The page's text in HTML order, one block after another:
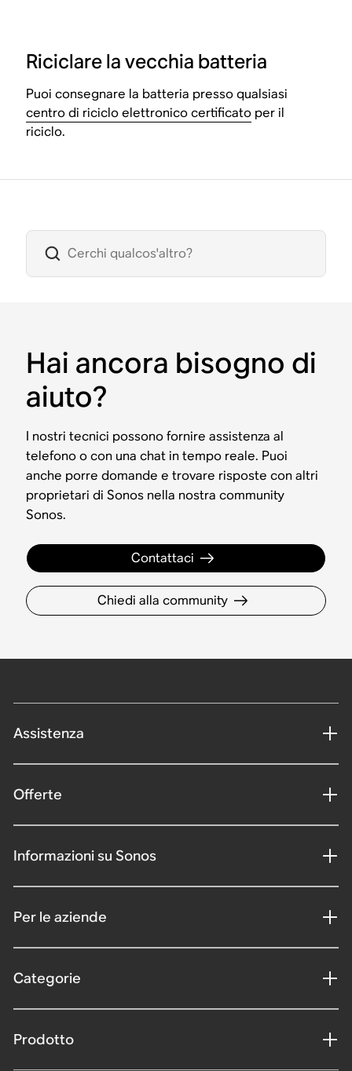
Riciclare la vecchia batteria
Puoi consegnare la batteria presso qualsiasi
centro di riciclo elettronico certificato per il
riciclo.
Hai ancora bisogno di
aiuto?
I nostri tecnici possono fornire assistenza al
telefono o con una chat in tempo reale. Puoi
anche porre domande e trovare risposte con altri
proprietari di Sonos nella nostra community
Sonos.
Contattaci
Chiedi alla community
Assistenza
Offerte
Informazioni su Sonos
Per le aziende
Categorie
Prodotto